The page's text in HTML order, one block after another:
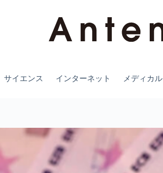
サイエンス インターネット メディカル